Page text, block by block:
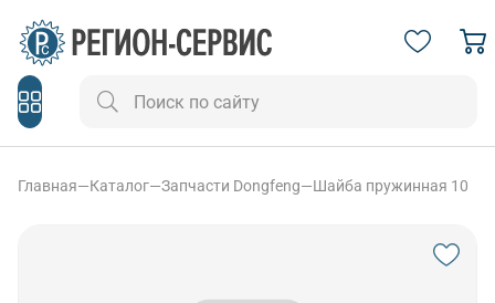
Главная—Каталог—Запчасти Dongfeng—Шайба пружинная 10